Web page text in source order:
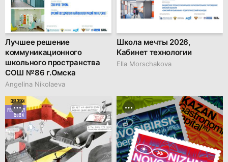
Лучшее решение
коммуникационного
школьного пространства
СОШ № 86 г.Омска
Angelina Nikolaeva
Школа мечты 2026,
Кабинет технологии
Ella Morschakova
BEST DESIGN
FEBRUARY
2024